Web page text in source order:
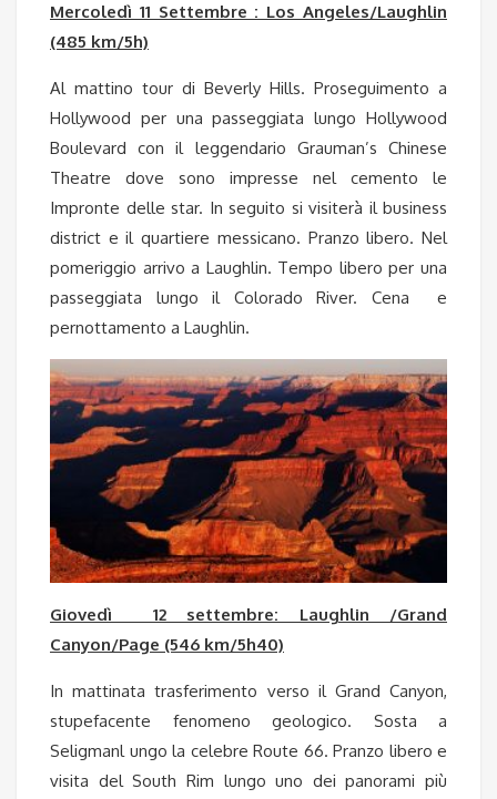
Mercoledì 11 Settembre : Los Angeles/Laughlin
(485 km/5h)
Al mattino tour di Beverly Hills. Proseguimento a
Hollywood per una passeggiata lungo Hollywood
Boulevard con il leggendario Grauman’s Chinese
Theatre dove sono impresse nel cemento le
Impronte delle star. In seguito si visiterà il business
district e il quartiere messicano. Pranzo libero. Nel
pomeriggio arrivo a Laughlin. Tempo libero per una
passeggiata lungo il Colorado River. Cena e
pernottamento a Laughlin.
Giovedì 12 settembre: Laughlin /Grand
Canyon/Page (546 km/5h40)
In mattinata trasferimento verso il Grand Canyon,
stupefacente fenomeno geologico. Sosta a
Seligmanl ungo la celebre Route 66. Pranzo libero e
visita del South Rim lungo uno dei panorami più